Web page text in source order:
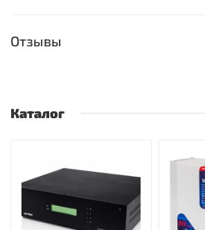
Отзывы
Каталог